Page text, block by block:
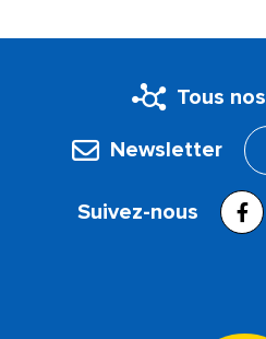
Tous
Newsletter
Suivez-nous